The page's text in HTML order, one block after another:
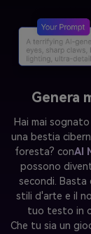
Genera
Hai mai
una bestia
foresta? conAI
possono
secondi. Basta
stili d'arte e il
tuo testo in
Che tu sia un